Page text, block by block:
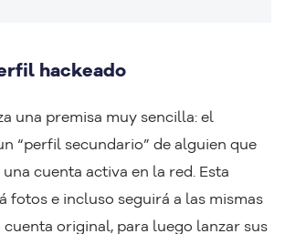
hackeado
una premisa muy sencilla: el
“perfil secundario” de alguien que
cuenta activa en la red. Esta
fotos e incluso seguirá a las mismas
cuenta original, para luego lanzar sus